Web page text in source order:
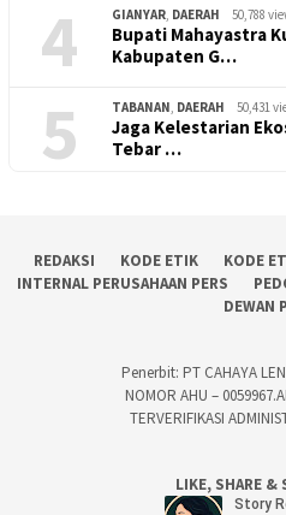
4 GIANYAR, DAERAH 50,788
Bupati Mahayastra
Kabupaten G…
5 TABANAN, DAERAH 50,431
Jaga Kelestarian
Tebar …
REDAKSI KODE ETIK KODE
INTERNAL PERUSAHAAN PERS
DEWAN
Penerbit: PT CAHAYA
NOMOR AHU –
TERVERIFIKASI
LIKE, SHARE &